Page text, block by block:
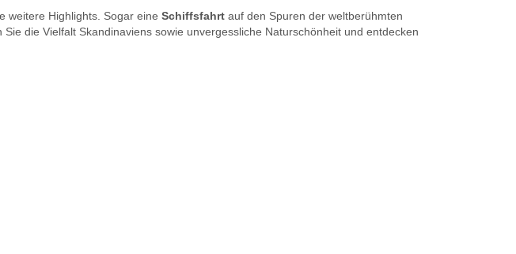
weitere Highlights. Sogar eine Schiffsfahrt auf den Spuren der weltberühmten
die Vielfalt Skandinaviens sowie unvergessliche Naturschönheit und entdecken